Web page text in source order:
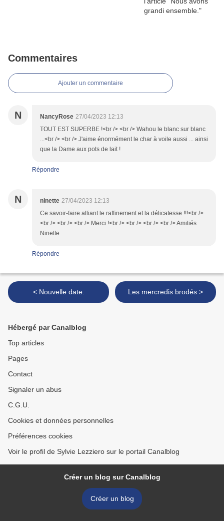
Commentaires
Ajouter un commentaire
N NancyRose 27/04/2023 12:13
TOUT EST SUPERBE !<br /> <br /> Wahou le blanc sur blanc
...<br /> <br /> J'aime énormément le char à voile aussi ... ainsi
que la Dame aux pots de lait !
Répondre
N ninette 27/04/2023 12:13
Ce savoir-faire alliant le raffinement et la délicatesse !!!<br />
<br /> <br /> <br /> Merci !<br /> <br /> <br /> <br /> Amitiés
Ninette
Répondre
< Nouvelle date. Les mercredis brodés >
Hébergé par Canalblog
Top articles
Pages
Contact
Signaler un abus
C.G.U.
Cookies et données personnelles
Préférences cookies
Voir le profil de Sylvie Lezziero sur le portail Canalblog
Créer un blog sur Canalblog
Créer un blog